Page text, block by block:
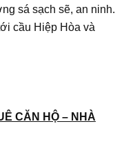
sá sạch sẽ, an ninh.
cầu Hiệp Hòa và
CĂN HỘ – NHÀ